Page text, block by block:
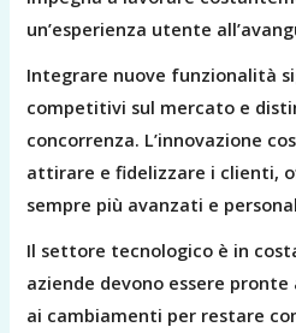
un’esperienza utente
Integrare nuove funzionalità
competitivi sul mercato e
concorrenza. L’innovazione
attirare e fidelizzare i clienti,
sempre più avanzati e
Il settore tecnologico è in
aziende devono essere
ai cambiamenti per restare